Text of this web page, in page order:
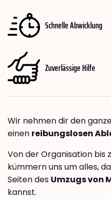
Schnelle Abwicklung
Zuverlässige Hilfe
Wir nehmen dir den
einen reibungslosen
Von der Organisation bis
kümmern uns um alles,
Seiten des Umzugs von
kannst.